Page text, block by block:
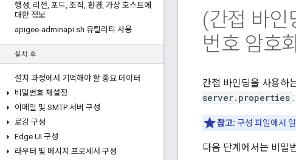
행성, 리전, 포드, 조직, 환경, 가상 호스트에
대한 정보
apigee-adminapi.sh 유틸리티 사용
설치 후
설치 과정에서 기억해야 할 중요 데이터
비밀번호 재설정
이메일 및 SMTP 서버 구성
로깅 구성
Edge UI 구성
라우터 및 메시지 프로세서 구성
(간접 바인
번호 암호
간접 바인딩을 사용하
server.properties
참고: 구성 파일에서
다음 단계에서는 비밀